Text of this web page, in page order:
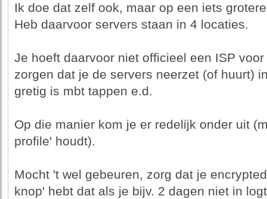
Ik doe dat zelf ook, maar op een iets
Heb daarvoor servers staan in 4 locaties.
Je hoeft daarvoor niet officieel een ISP
zorgen dat je de servers neerzet (of huurt)
gretig is mbt tappen e.d.
Op die manier kom je er redelijk onder uit
profile' houdt).
Mocht 't wel gebeuren, zorg dat je
knop' hebt dat als je bijv. 2 dagen niet in